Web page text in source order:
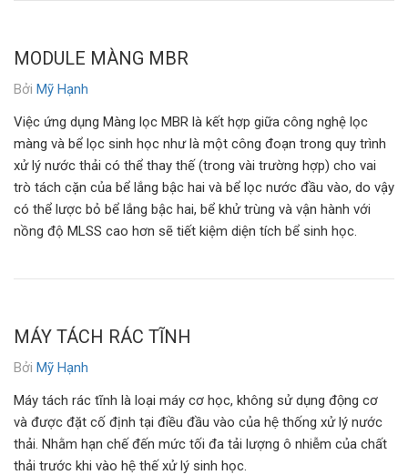
MODULE MÀNG MBR
Bởi Mỹ Hạnh
Việc ứng dụng Màng lọc MBR là kết hợp giữa công nghệ lọc
màng và bể lọc sinh học như là một công đoạn trong quy trình
xử lý nước thải có thể thay thế (trong vài trường hợp) cho vai
trò tách cặn của bể lắng bậc hai và bể lọc nước đầu vào, do vậy
có thể lược bỏ bể lắng bậc hai, bể khử trùng và vận hành với
nồng độ MLSS cao hơn sẽ tiết kiệm diện tích bể sinh học.
MÁY TÁCH RÁC TĨNH
Bởi Mỹ Hạnh
Máy tách rác tĩnh là loại máy cơ học, không sử dụng động cơ
và được đặt cố định tại điều đầu vào của hệ thống xử lý nước
thải. Nhằm hạn chế đến mức tối đa tải lượng ô nhiễm của chất
thải trước khi vào hệ thế xử lý sinh học.